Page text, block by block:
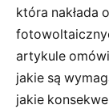
która nakłada
artykule
jakie są
jakie